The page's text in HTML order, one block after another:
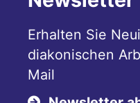
Erhalten Sie
diakonischen
Mail